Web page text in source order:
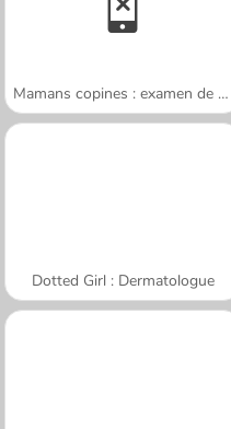
Mamans copines : examen de routine
Dotted Girl : Dermatologue